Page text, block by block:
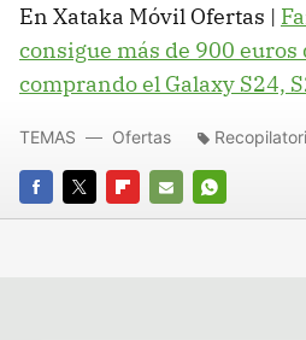
En Xataka Móvil Ofertas |
consigue más de 900 euros
comprando el Galaxy S24,
FACEBOOK
TWITTERFLIPBOARD
E-
WHATSAPP
TEMAS Ofertas